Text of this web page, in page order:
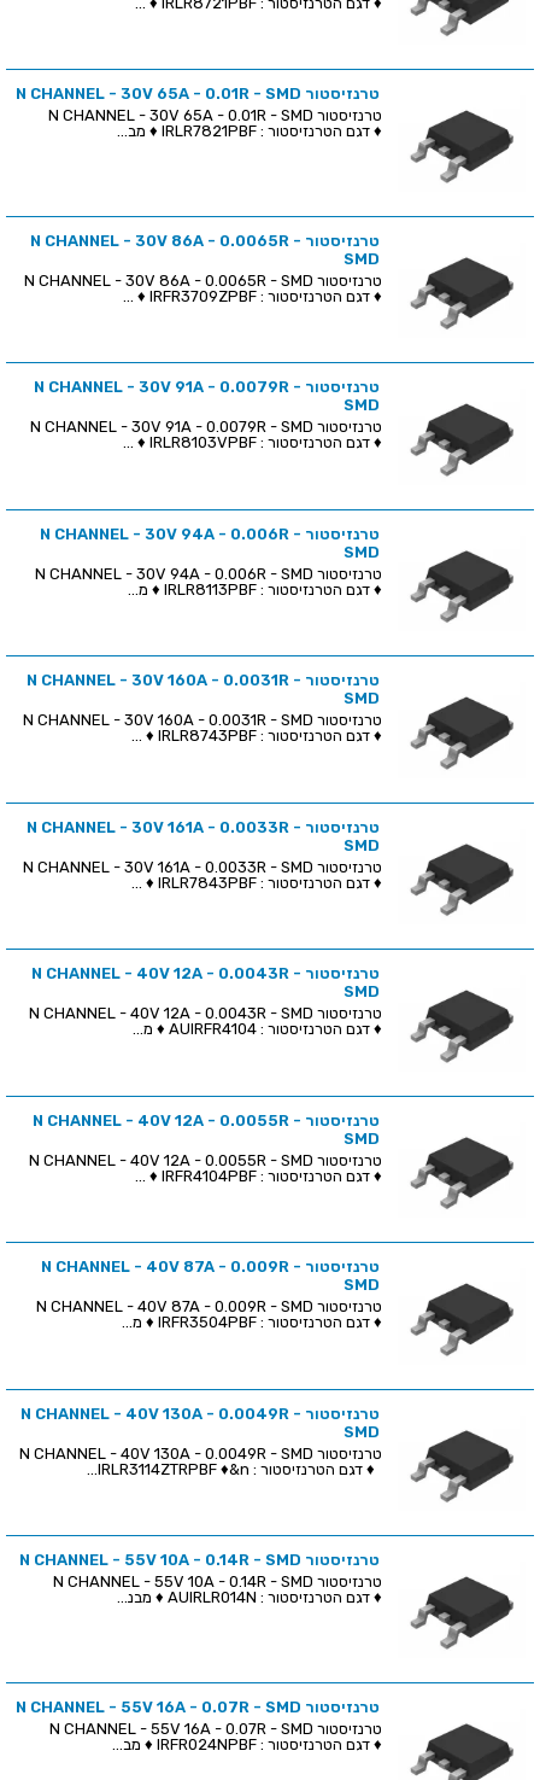
טרנזיסטור N CHANNEL - 30V 65A - 0.01R - SMD
♦ דגם הטרנזיסטור : IRLR7821PBF ♦ מב...
טרנזיסטור N CHANNEL - 30V 86A - 0.0065R -
SMD
♦ דגם הטרנזיסטור : IRFR3709ZPBF ♦ ...
טרנזיסטור N CHANNEL - 30V 91A - 0.0079R -
SMD
♦ דגם הטרנזיסטור : IRLR8103VPBF ♦ ...
טרנזיסטור N CHANNEL - 30V 94A - 0.006R -
SMD
♦ דגם הטרנזיסטור : IRLR8113PBF ♦ מ...
טרנזיסטור N CHANNEL - 30V 160A - 0.0031R -
SMD
♦ דגם הטרנזיסטור : IRLR8743PBF ♦ ...
טרנזיסטור N CHANNEL - 30V 161A - 0.0033R -
SMD
♦ דגם הטרנזיסטור : IRLR7843PBF ♦ ...
טרנזיסטור N CHANNEL - 40V 12A - 0.0043R -
SMD
♦ דגם הטרנזיסטור : AUIRFR4104 ♦ מ...
טרנזיסטור N CHANNEL - 40V 12A - 0.0055R -
SMD
♦ דגם הטרנזיסטור : IRFR4104PBF ♦ ...
טרנזיסטור N CHANNEL - 40V 87A - 0.009R -
SMD
♦ דגם הטרנזיסטור : IRFR3504PBF ♦ מ...
טרנזיסטור N CHANNEL - 40V 130A - 0.0049R -
SMD
טרנזיסטור N CHANNEL - 40V 130A - 0.0049R - SMD
♦ דגם הטרנזיסטור : IRLR3114ZTRPBF ♦&n...
טרנזיסטור N CHANNEL - 55V 10A - 0.14R - SMD
♦ דגם הטרנזיסטור : AUIRLR014N ♦ מבנ...
טרנזיסטור N CHANNEL - 55V 16A - 0.07R - SMD
♦ דגם הטרנזיסטור : IRFR024NPBF ♦ מב...